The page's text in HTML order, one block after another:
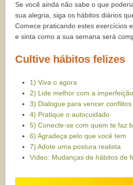
Se você ainda não sabe o que
sua alegria, siga os hábitos diários
Comece praticando estes exercícios
e sinta como a sua semana será
Cultive hábitos felizes
1) Viva o agora
2) Lide melhor com a imperfeição
3) Dialogue para vencer conflitos
4) Pratique o autocuidado
5) Conecte-se com quem te faz
6) Agradeça pelo que você tem
7) Adote uma postura realista
Vídeo: Mudanças de hábitos de